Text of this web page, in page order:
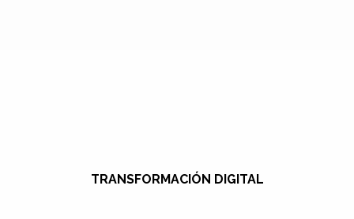
TRANSFORMACIÓN DIGITAL